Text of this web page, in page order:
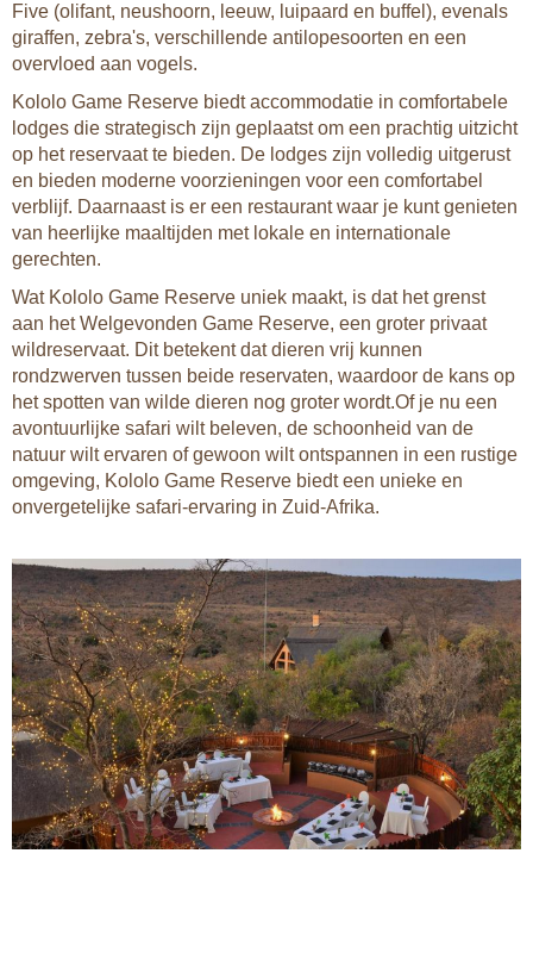
Five (olifant, neushoorn, leeuw, luipaard en buffel), evenals
giraffen, zebra's, verschillende antilopesoorten en een
overvloed aan vogels.
Kololo Game Reserve biedt accommodatie in comfortabele
lodges die strategisch zijn geplaatst om een prachtig uitzicht
op het reservaat te bieden. De lodges zijn volledig uitgerust
en bieden moderne voorzieningen voor een comfortabel
verblijf. Daarnaast is er een restaurant waar je kunt genieten
van heerlijke maaltijden met lokale en internationale
gerechten.
Wat Kololo Game Reserve uniek maakt, is dat het grenst
aan het Welgevonden Game Reserve, een groter privaat
wildreservaat. Dit betekent dat dieren vrij kunnen
rondzwerven tussen beide reservaten, waardoor de kans op
het spotten van wilde dieren nog groter wordt.Of je nu een
avontuurlijke safari wilt beleven, de schoonheid van de
natuur wilt ervaren of gewoon wilt ontspannen in een rustige
omgeving, Kololo Game Reserve biedt een unieke en
onvergetelijke safari-ervaring in Zuid-Afrika.